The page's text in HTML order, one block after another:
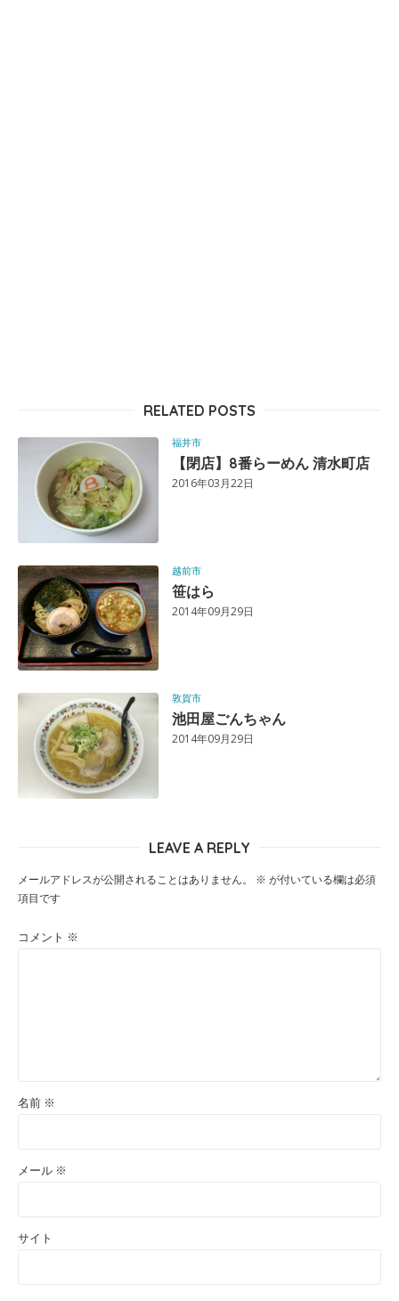
RELATED POSTS
福井市
【閉店】8番らーめん 清水町店
2016年03月22日
越前市
笹はら
2014年09月29日
敦賀市
池田屋ごんちゃん
2014年09月29日
LEAVE A REPLY
メールアドレスが公開されることはありません。 ※ が付いている欄は必須
項目です
コメント ※
名前 ※
メール ※
サイト